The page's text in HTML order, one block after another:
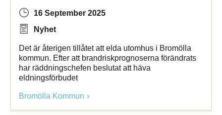
16 September 2025
Nyhet
Det är återigen tillåtet att elda utomhus i Bromölla
kommun. Efter att brandriskprognoserna förändrats
har räddningschefen beslutat att häva
eldningsförbudet
Bromölla Kommun